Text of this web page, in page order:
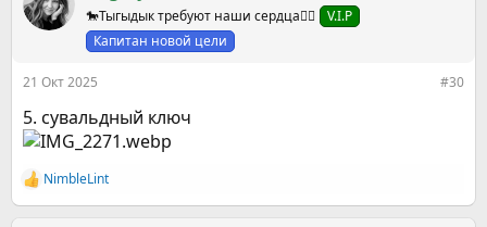
🐎Тыгыдык требуют наши сердца❤️‍🔥
V.I.P
Капитан новой цели
21 Окт 2025 #30
5. сувальдный ключ
Р
е
NimbleLint